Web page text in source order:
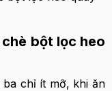
bột lọc heo
chỉ ít mỡ, khi ăn